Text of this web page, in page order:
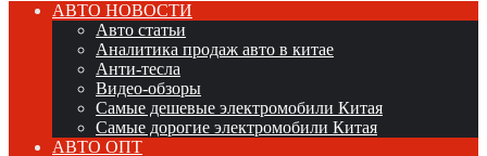
АВТО НОВОСТИ
Авто статьи
Аналитика продаж авто в китае
Анти-тесла
Видео-обзоры
Самые дешевые электромобили Китая
Самые дорогие электромобили Китая
АВТО ОПТ